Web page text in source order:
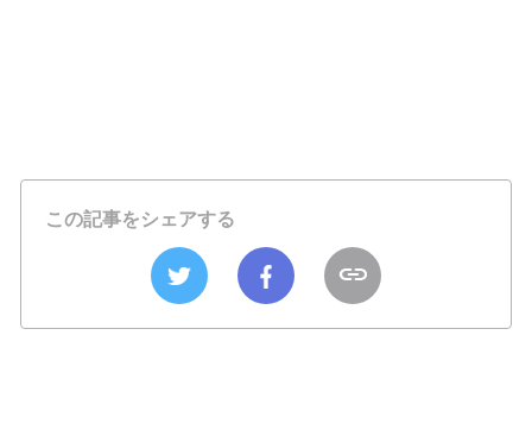
この記事をシェアする